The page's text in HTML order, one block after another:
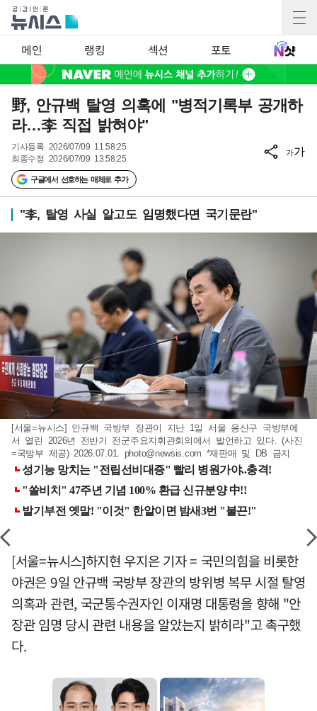
메인 랭킹 섹션 포토
野, 안규백 탈영 의혹에 "병적기록부 공개하
라…李 직접 밝혀야"
기사등록 2026/07/09 11:58:25
최종수정 2026/07/09 13:58:25
구글에서 선호하는 매체로 추가
가가
"李, 탈영 사실 알고도 임명했다면 국기문란"
[서울=뉴시스] 안규백 국방부 장관이 지난 1일 서울 용산구 국방부에
서 열린 2026년 전반기 전군주요지휘관회의에서 발언하고 있다. (사진
=국방부 제공) 2026.07.01. photo@newsis.com *재판매 및 DB 금지
[서울=뉴시스]하지현 우지은 기자 = 국민의힘을 비롯한
야권은 9일 안규백 국방부 장관의 방위병 복무 시절 탈영
의혹과 관련, 국군통수권자인 이재명 대통령을 향해 "안
장관 임명 당시 관련 내용을 알았는지 밝히라"고 촉구했
다.